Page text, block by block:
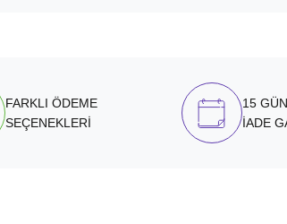
FARKLI ÖDEME
SEÇENEKLERİ
15
İADE